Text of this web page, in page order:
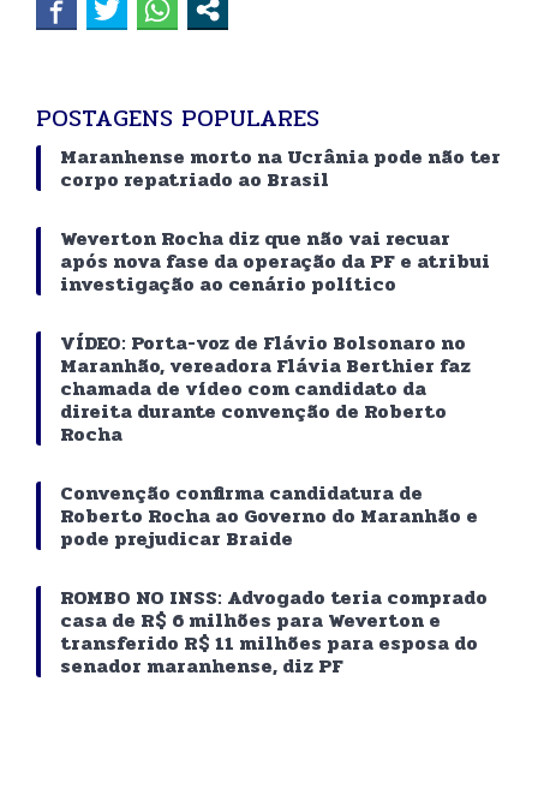
POSTAGENS POPULARES
Maranhense morto na Ucrânia pode não ter
corpo repatriado ao Brasil
Weverton Rocha diz que não vai recuar
após nova fase da operação da PF e atribui
investigação ao cenário político
VÍDEO: Porta-voz de Flávio Bolsonaro no
Maranhão, vereadora Flávia Berthier faz
chamada de vídeo com candidato da
direita durante convenção de Roberto
Rocha
Convenção confirma candidatura de
Roberto Rocha ao Governo do Maranhão e
pode prejudicar Braide
ROMBO NO INSS: Advogado teria comprado
casa de R$ 6 milhões para Weverton e
transferido R$ 11 milhões para esposa do
senador maranhense, diz PF